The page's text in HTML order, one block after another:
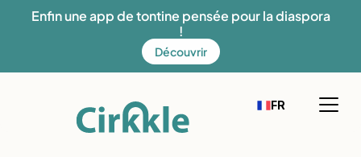
Enfin une app de tontine pensée pour la diaspora
!
Découvrir
FR
Select Language
French